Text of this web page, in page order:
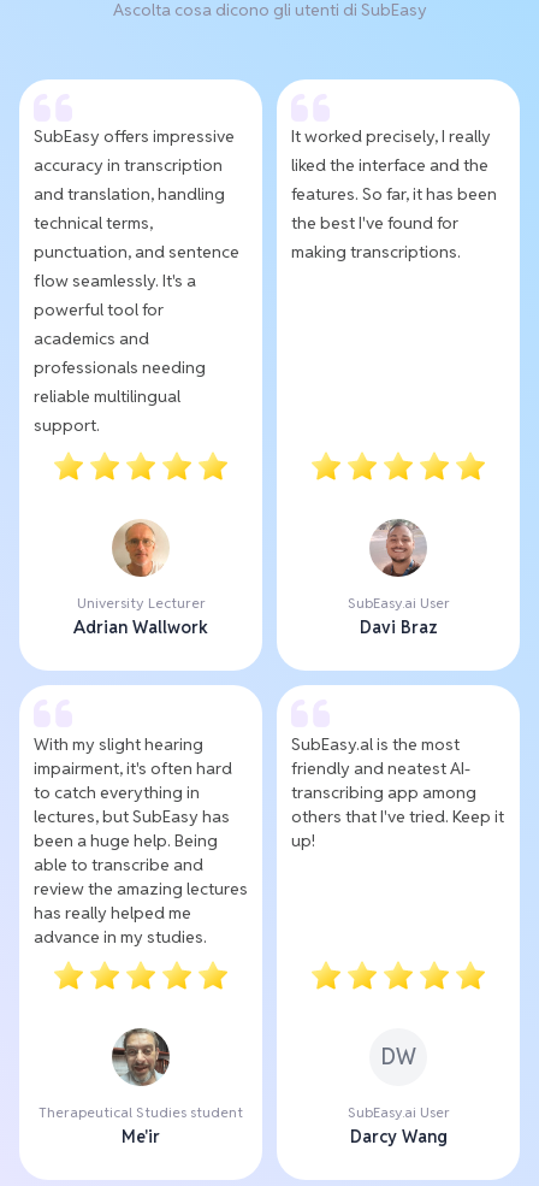
Ascolta cosa dicono gli utenti di SubEasy
SubEasy offers impressive
accuracy in transcription
and translation, handling
technical terms,
punctuation, and sentence
flow seamlessly. It's a
powerful tool for
academics and
professionals needing
reliable multilingual
support.
University Lecturer
Adrian Wallwork
It worked precisely, I really
liked the interface and the
features. So far, it has been
the best I've found for
making transcriptions.
SubEasy.ai User
Davi Braz
With my slight hearing
impairment, it's often hard
to catch everything in
lectures, but SubEasy has
been a huge help. Being
able to transcribe and
review the amazing lectures
has really helped me
advance in my studies.
Therapeutical Studies student
Me'ir
SubEasy.al is the most
friendly and neatest AI-
transcribing app among
others that I've tried. Keep it
up!
DW
SubEasy.ai User
Darcy Wang